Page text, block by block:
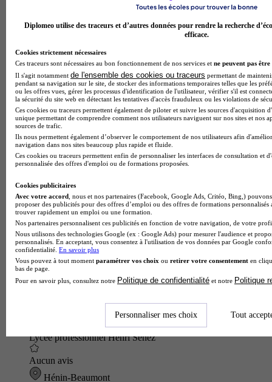
Lycée professionnel
Voir l’établissement
Lycée professionnel Henri Senez
Aucun avis
Hénin-Beaumont
Diplomeo utilise des traceurs et d’autres données pour rendre la recherche
efficace.
Cookies strictement nécessaires
Ces traceurs sont nécessaires au bon fonctionnement de nos services et ne peuvent pas être
Il s'agit notamment de l'ensemble des cookies ou traceurs permettant de
pendant sa navigation sur le site, de stocker des informations temporaires telles que les
ou les offres vues, gérer les processus d'identification de l'utilisateur, vérifier s'il est
la sécurité du site web en détectant les tentatives d'accès frauduleux ou les violations de
Ces cookies ou traceurs permettent également de piloter et suivre les sources d'acquisition
unique permettant de comprendre comment nos utilisateurs naviguent sur nos sites et nos
sources de trafic.
Ils nous permettent également d’observer le comportement de nos utilisateurs afin
navigation dans nos sites beaucoup plus rapide et fluide.
Ces cookies ou traceurs permettent enfin de personnaliser les interfaces de consultation et
personnalisée des offres d'emploi ou de formations proposées.
Cookies publicitaires
Avec votre accord , nous et nos partenaires (Facebook, Google Ads, Critéo, Bing,)
proposer des publicités pour des offres d’emploi ou des offres de formations
trouver rapidement un emploi ou une formation.
Nos partenaires personnalisent ces publicités en fonction de votre navigation, de votre
Nous utilisons des technologies Google (ex : Google Ads) pour mesurer l'audience et
personnalisés. En acceptant, vous consentez à l'utilisation de vos données par Google
confidentialité. En savoir plus
Vous pouvez à tout moment paramétrer vos choix ou retirer votre consentement en
bas de page.
Pour en savoir plus, consultez notre Politique de confidentialité et notre Politique
Personnaliser mes choix Tout